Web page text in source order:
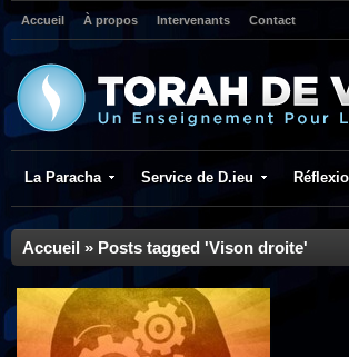
Accueil À propos Intervenants Contact
La Paracha Service de D.ieu
Accueil » Posts tagged 'Vison droite'